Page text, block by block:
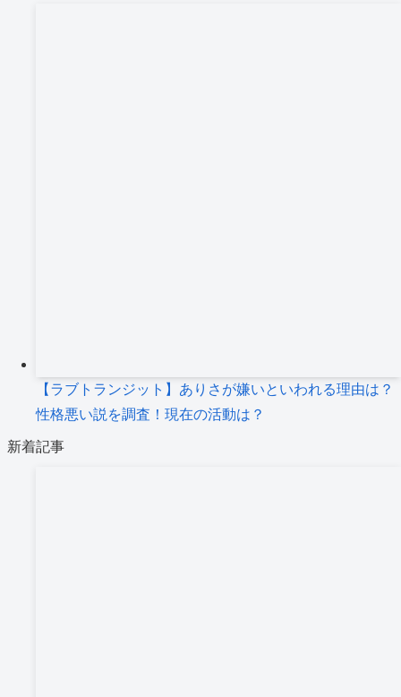
【ラブトランジット】ありさが嫌いといわれる理由は？
性格悪い説を調査！現在の活動は？
新着記事